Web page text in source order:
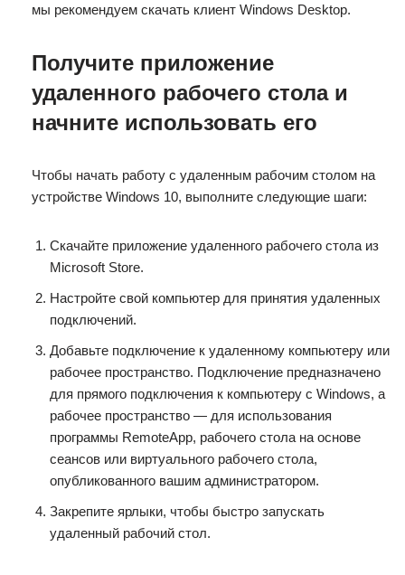
мы рекомендуем скачать клиент Windows Desktop.
Получите приложение
удаленного рабочего стола и
начните использовать его
Чтобы начать работу с удаленным рабочим столом на
устройстве Windows 10, выполните следующие шаги:
Скачайте приложение удаленного рабочего стола из
Microsoft Store.
Настройте свой компьютер для принятия удаленных
подключений.
Добавьте подключение к удаленному компьютеру или
рабочее пространство. Подключение предназначено
для прямого подключения к компьютеру с Windows, а
рабочее пространство — для использования
программы RemoteApp, рабочего стола на основе
сеансов или виртуального рабочего стола,
опубликованного вашим администратором.
Закрепите ярлыки, чтобы быстро запускать
удаленный рабочий стол.